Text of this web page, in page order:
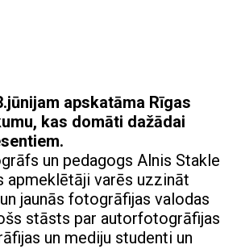
apskatāma Rīgas
kas domāti dažādai
un pedagogs Alnis Stakle
apmeklētāji varēs uzzināt
jaunās fotogrāfijas valodas
stāsts par autorfotogrāfijas
un mediju studenti un